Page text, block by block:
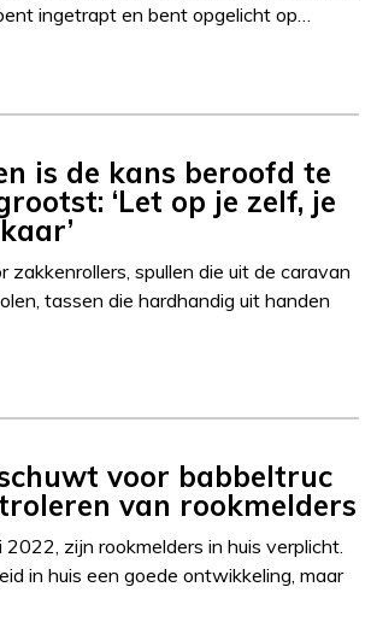
ingetrapt en bent opgelicht op…
is de kans beroofd te
‘Let op je zelf, je
zakkenrollers, spullen die uit de caravan
tassen die hardhandig uit handen
voor babbeltruc
van rookmelders
zijn rookmelders in huis verplicht.
in huis een goede ontwikkeling, maar